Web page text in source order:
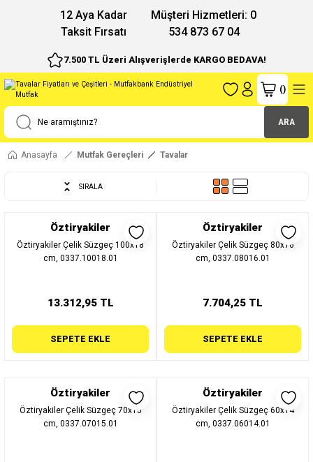
12 Aya Kadar
Taksit Fırsatı
Müşteri Hizmetleri: 0
534 873 67 04
7.500 TL Üzeri Alışverişlerde KARGO BEDAVA!
ARA
()
Anasayfa Mutfak Gereçleri Tavalar
SIRALA
Öztiryakiler
Öztiryakiler Çelik Süzgeç 100x18
cm, 0337.10018.01
13.312,95 TL
SEPETE EKLE
Öztiryakiler
Öztiryakiler Çelik Süzgeç 80x16
cm, 0337.08016.01
7.704,25 TL
SEPETE EKLE
Öztiryakiler
Öztiryakiler Çelik Süzgeç 70x15
cm, 0337.07015.01
Öztiryakiler
Öztiryakiler Çelik Süzgeç 60x14
cm, 0337.06014.01